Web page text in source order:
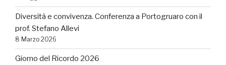
Diversità e convivenza. Conferenza a Portogruaro con il
prof. Stefano Allevi
8 Marzo 2026
Giorno del Ricordo 2026